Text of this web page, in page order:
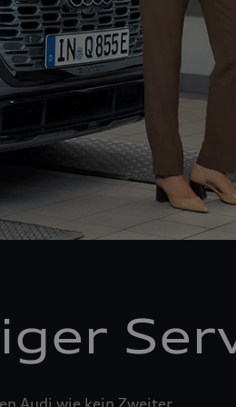
Audi wie kein Zweiter